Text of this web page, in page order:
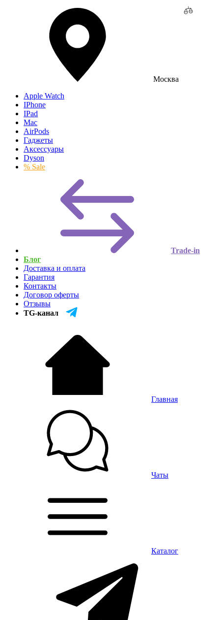
Москва
Apple Watch
IPhone
IPad
Mac
AirPods
Гаджеты
Аксессуары
Dyson
% Sale
Trade-in
Блог
Доставка и оплата
Гарантия
Контакты
Договор оферты
Отзывы
TG-канал
Главная
Чаты
Каталог